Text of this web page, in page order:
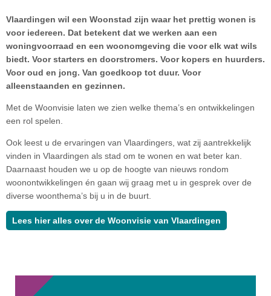
Vlaardingen wil een Woonstad zijn waar het prettig wonen is
voor iedereen. Dat betekent dat we werken aan een
woningvoorraad en een woonomgeving die voor elk wat wils
biedt. Voor starters en doorstromers. Voor kopers en huurders.
Voor oud en jong. Van goedkoop tot duur. Voor
alleenstaanden en gezinnen.
Met de Woonvisie laten we zien welke thema’s en ontwikkelingen
een rol spelen.
Ook leest u de ervaringen van Vlaardingers, wat zij aantrekkelijk
vinden in Vlaardingen als stad om te wonen en wat beter kan.
Daarnaast houden we u op de hoogte van nieuws rondom
woonontwikkelingen én gaan wij graag met u in gesprek over de
diverse woonthema’s bij u in de buurt.
Lees hier alles over de Woonvisie van Vlaardingen